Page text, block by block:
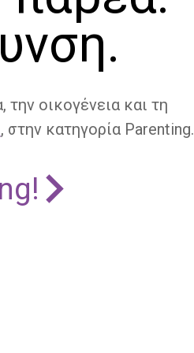
οικογένεια και τη
, στην κατηγορία Parenting.